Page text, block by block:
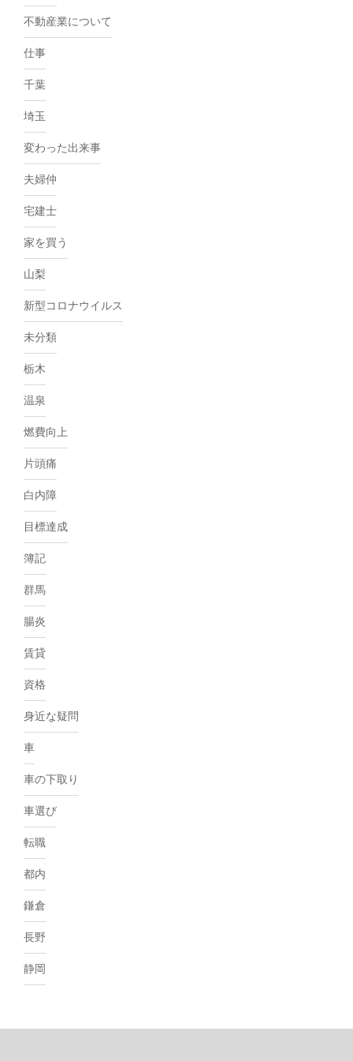
不動産業について
仕事
千葉
埼玉
変わった出来事
夫婦仲
宅建士
家を買う
山梨
新型コロナウイルス
未分類
栃木
温泉
燃費向上
片頭痛
白内障
目標達成
簿記
群馬
腸炎
賃貸
資格
身近な疑問
車
車の下取り
車選び
転職
都内
鎌倉
長野
静岡